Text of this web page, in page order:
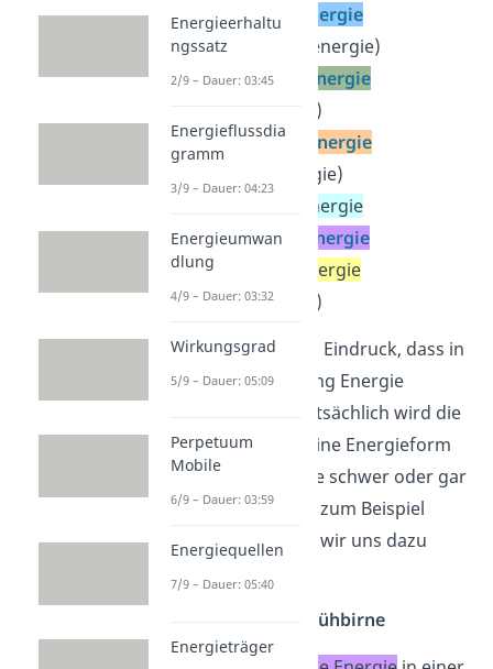
kinetische Energie
(Bewegungsenergie)
potenzielle Energie
(Lageenergie)
thermische Energie
(Wärmeenergie)
chemische Energie
elektrische Energie
Strahlungsenergie
(Lichtenergie)
Oft macht es den Eindruck, dass in
einer Umwandlung Energie
verloren geht. Tatsächlich wird die
Energie aber in eine Energieform
umgewandelt, die schwer oder gar
nicht nutzbar ist, zum Beispiel
Wärme. Schauen wir uns dazu
Beispiel 1: Die Glühbirne
Energieerhaltu
ngssatz
2/9 – Dauer: 03:45
Energieflussdia
gramm
3/9 – Dauer: 04:23
Energieumwan
dlung
4/9 – Dauer: 03:32
Wirkungsgrad
5/9 – Dauer: 05:09
Perpetuum
Mobile
6/9 – Dauer: 03:59
Energiequellen
7/9 – Dauer: 05:40
Energieträger